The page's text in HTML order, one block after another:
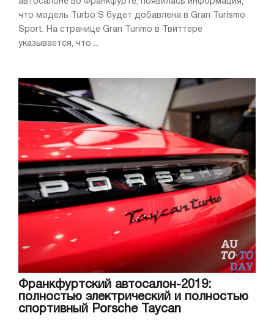
автосалоне во Франкфурте, появилась информация,
что модель Turbo S будет добавлена в Gran Turismo
Sport. На странице Gran Turimo в Твиттере
указывается, что ...
Франкфуртский автосалон-2019:
полностью электрический и полностью
спортивный Porsche Taycan